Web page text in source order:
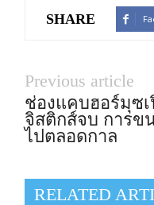
SHARE
Previous article
ช่องแคบฮอร์มุซ
จิสติกส์จบ การข
ไปตลอดกาล
RELATED